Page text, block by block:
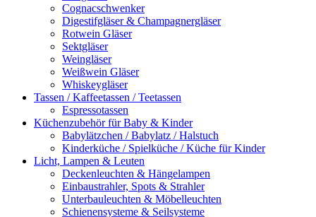
Cognacschwenker
Digestifgläser & Champagnergläser
Rotwein Gläser
Sektgläser
Weingläser
Weißwein Gläser
Whiskeygläser
Tassen / Kaffeetassen / Teetassen
Espressotassen
Küchenzubehör für Baby & Kinder
Babylätzchen / Babylatz / Halstuch
Kinderküche / Spielküche / Küche für Kinder
Licht, Lampen & Leuten
Deckenleuchten & Hängelampen
Einbaustrahler, Spots & Strahler
Unterbauleuchten & Möbelleuchten
Schienensysteme & Seilsysteme